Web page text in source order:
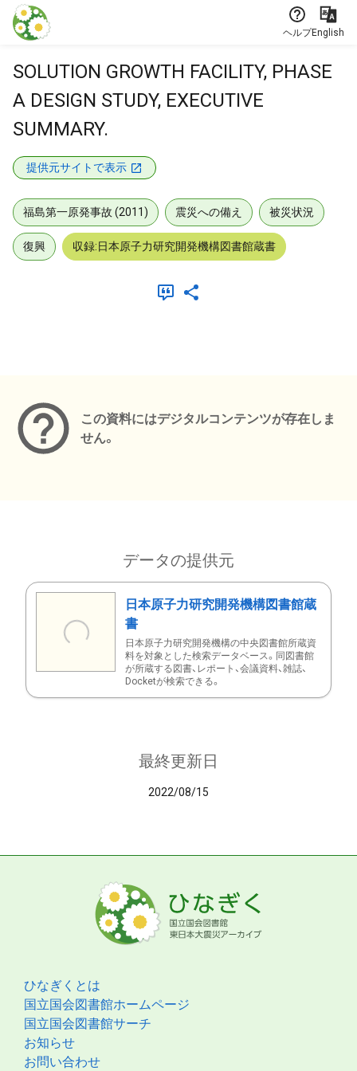
本文に飛ぶ
ヘルプEnglish
SOLUTION GROWTH FACILITY, PHASE
A DESIGN STUDY, EXECUTIVE
SUMMARY.
提供元サイトで表示
福島第一原発事故 (2011) 震災への備え 被災状況
復興 収録:日本原子力研究開発機構図書館蔵書
この資料にはデジタルコンテンツが存在しま
せん。
データの提供元
日本原子力研究開発機構図書館蔵
書
日本原子力研究開発機構の中央図書館所蔵資
料を対象とした検索データベース。同図書館
が所蔵する図書、レポート、会議資料、雑誌、
Docketが検索できる。
最終更新日
2022/08/15
ひなぎくとは
国立国会図書館ホームページ
国立国会図書館サーチ
お知らせ
お問い合わせ